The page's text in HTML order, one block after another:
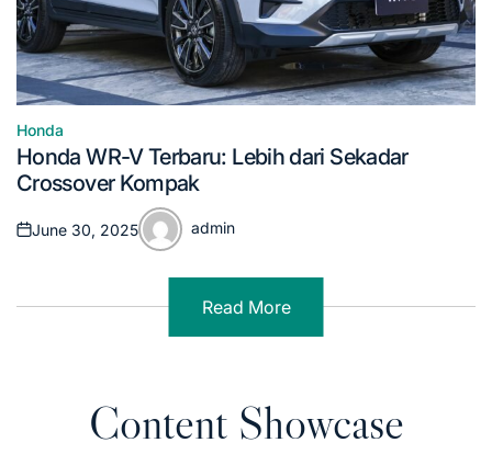
Posted
in
Honda
Honda WR-V Terbaru: Lebih dari Sekadar
Crossover Kompak
Posted
June 30, 2025
Posted
admin
Read More
Content Showcase